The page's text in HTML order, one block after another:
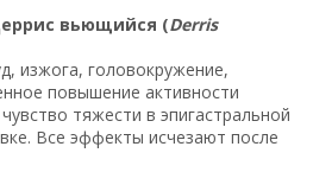
вьющийся (Derris
изжога, головокружение,
повышение активности
тяжести в эпигастральной
Все эффекты исчезают после